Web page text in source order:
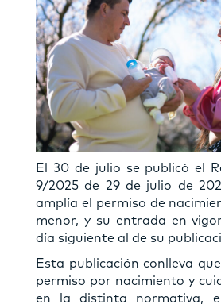
El 30 de julio se publicó el
9/2025 de 29 de julio de
amplía el permiso de
menor, y su entrada en
día siguiente al de su
Esta publicación conlleva
permiso por nacimiento y
en la distinta normativa,